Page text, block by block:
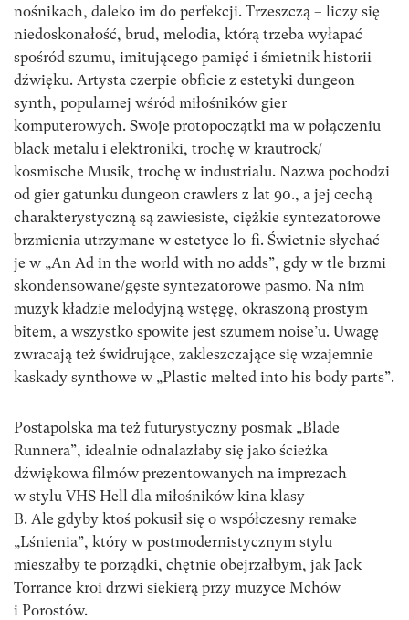
nośnikach, daleko im do perfekcji. Trzeszczą – liczy się
niedoskonałość, brud, melodia, którą trzeba wyłapać
spośród szumu, imitującego pamięć i śmietnik historii
dźwięku. Artysta czerpie obficie z estetyki dungeon
synth, popularnej wśród miłośników gier
komputerowych. Swoje protopoczątki ma w połączeniu
black metalu i elektroniki, trochę w krautrock/
kosmische Musik, trochę w industrialu. Nazwa pochodzi
od gier gatunku dungeon crawlers z lat 90., a jej cechą
charakterystyczną są zawiesiste, ciężkie syntezatorowe
brzmienia utrzymane w estetyce lo-fi. Świetnie słychać
je w „An Ad in the world with no adds”, gdy w tle brzmi
skondensowane/gęste syntezatorowe pasmo. Na nim
muzyk kładzie melodyjną wstęgę, okraszoną prostym
bitem, a wszystko spowite jest szumem noise’u. Uwagę
zwracają też świdrujące, zakleszczające się wzajemnie
kaskady synthowe w „Plastic melted into his body parts”.
Postapolska ma też futurystyczny posmak „Blade
Runnera”, idealnie odnalazłaby się jako ścieżka
dźwiękowa filmów prezentowanych na imprezach
w stylu VHS Hell dla miłośników kina klasy
B. Ale gdyby ktoś pokusił się o współczesny remake
„Lśnienia”, który w postmodernistycznym stylu
mieszałby te porządki, chętnie obejrzałbym, jak Jack
Torrance kroi drzwi siekierą przy muzyce Mchów
i Porostów.